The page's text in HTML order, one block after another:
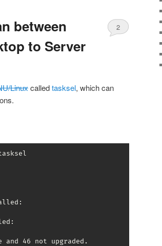
between
to Server
2
Linuxcalledtasksel, which can
46 not upgraded.